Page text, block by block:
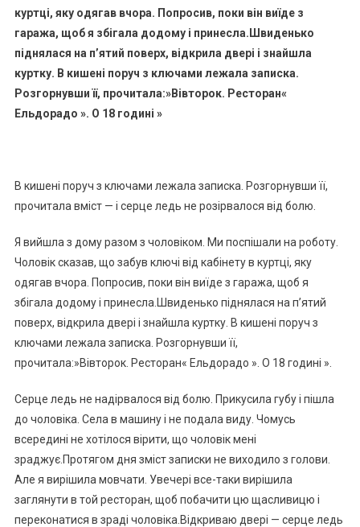
куртці, яку одягав вчора. Попросив, поки він виїде з
гаража, щоб я збігала додому і принесла.Швиденько
піднялася на п’ятий поверх, відкрила двері і знайшла
куртку. В кишені поруч з ключами лежала записка.
Розгорнувши її, прочитала:»Вівторок. Ресторан«
Ельдорадо ». О 18 годині »
В кишені поруч з ключами лежала записка. Розгорнувши її,
прочитала вміст — і серце ледь не розірвалося від болю.
Я вийшла з дому разом з чоловіком. Ми поспішали на роботу.
Чоловік сказав, що забув ключі від кабінету в куртці, яку
одягав вчора. Попросив, поки він виїде з гаража, щоб я
збігала додому і принесла.Швиденько піднялася на п’ятий
поверх, відкрила двері і знайшла куртку. В кишені поруч з
ключами лежала записка. Розгорнувши її,
прочитала:»Вівторок. Ресторан« Ельдорадо ». О 18 годині ».
Серце ледь не надірвалося від болю. Прикусила губу і пішла
до чоловіка. Села в машину і не подала виду. Чомусь
всередині не хотілося вірити, що чоловік мені
зраджує.Протягом дня зміст записки не виходило з голови.
Але я вирішила мовчати. Увечері все-таки вирішила
заглянути в той ресторан, щоб побачити цю щасливицю і
переконатися в зраді чоловіка.Відкриваю двері — серце ледь